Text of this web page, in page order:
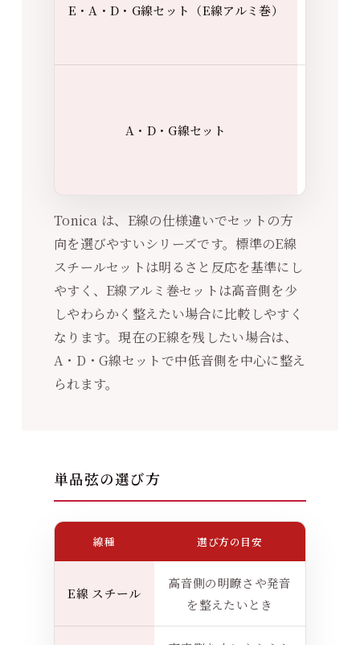
E・A・D・G線セット（E線アルミ巻）
A・D・G線セット
Tonica は、E線の仕様違いでセットの方
向を選びやすいシリーズです。標準のE線
スチールセットは明るさと反応を基準にし
やすく、E線アルミ巻セットは高音側を少
しやわらかく整えたい場合に比較しやすく
なります。現在のE線を残したい場合は、
A・D・G線セットで中低音側を中心に整え
られます。
単品弦の選び方
線種 選び方の目安
E線 スチール
高音側の明瞭さや発音
を整えたいとき